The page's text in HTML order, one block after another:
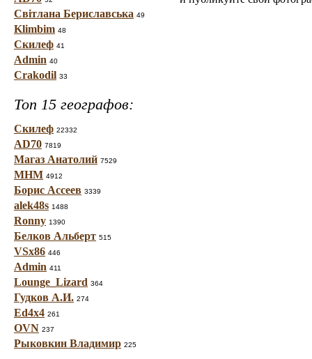
Світлана Бериславська 49
Klimbim 48
Скилеф 41
Admin 40
Crakodil 33
Топ 15 географов:
Скилеф 22332
AD70 7819
Магаз Анатолий 7529
МНМ 4912
Борис Ассеев 3339
alek48s 1488
Ronny 1390
Белков Альберт 515
VSx86 446
Admin 411
Lounge_Lizard 364
Гудков А.И. 274
Ed4x4 261
OVN 237
Рыковкин Владимир 225